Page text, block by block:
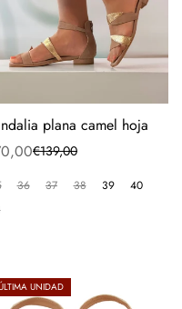
plana camel hoja
€139,00
36 37 38 39
40
UNIDAD